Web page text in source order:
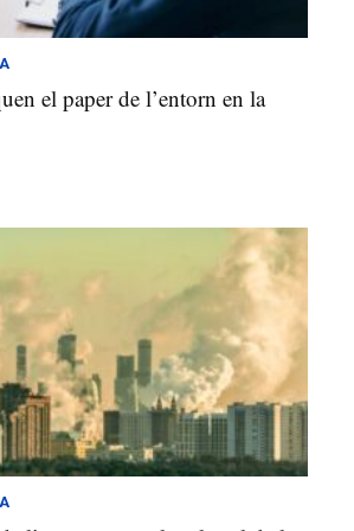
el paper de l’entorn en la